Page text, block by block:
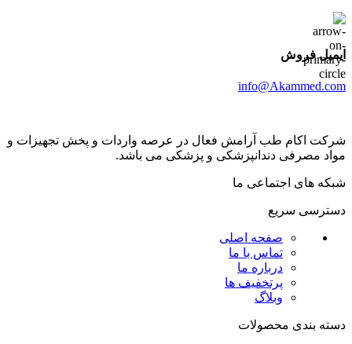
ایمیل فروش
info@Akammed.com
شرکت اکام طب آرامش فعال در عرصه واردات و پخش تجھیزات و
مواد مصرفی دندانپزشکی و پزشکی می باشد.
شبکه های اجتماعی ما
دسترسی سریع
صفحه اصلی
تماس با ما
درباره ما
پرتخفیف ها
وبلاگ
دسته بندی محصولات